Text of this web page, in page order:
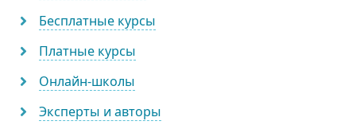
Бесплатные курсы
Платные курсы
Онлайн-школы
Эксперты и авторы